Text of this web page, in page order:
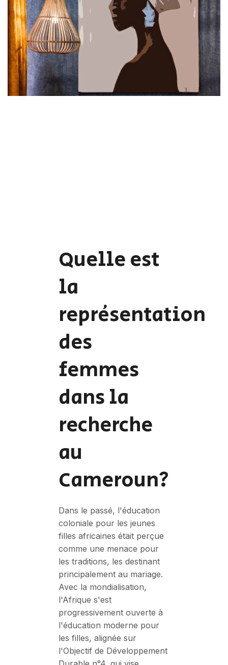
Quelle est
la
représentation
des
femmes
dans la
recherche
au
Cameroun?
Dans le passé, l'éducation
coloniale pour les jeunes
filles africaines était perçue
comme une menace pour
les traditions, les destinant
principalement au mariage.
Avec la mondialisation,
l'Afrique s'est
progressivement ouverte à
l'éducation moderne pour
les filles, alignée sur
l'Objectif de Développement